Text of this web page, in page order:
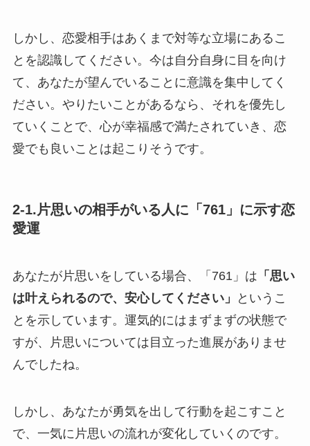
しかし、恋愛相手はあくまで対等な立場にあるこ
とを認識してください。今は自分自身に目を向け
て、あなたが望んでいることに意識を集中してく
ださい。やりたいことがあるなら、それを優先し
ていくことで、心が幸福感で満たされていき、恋
愛でも良いことは起こりそうです。
2-1.片思いの相手がいる人に「761」に示す恋
愛運
あなたが片思いをしている場合、「761」は 「思い
は叶えられるので、安心してください」
というこ
とを示しています。運気的にはまずまずの状態で
すが、片思いについては目立った進展がありませ
んでしたね。
しかし、あなたが勇気を出して行動を起こすこと
で、一気に片思いの流れが変化していくのです。